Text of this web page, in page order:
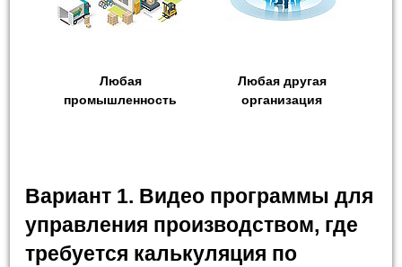
Любая
промышленность
Любая другая
организация
Вариант 1. Видео программы для
управления производством, где
требуется калькуляция по